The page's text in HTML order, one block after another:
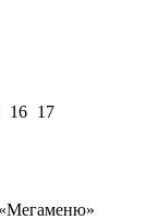
16 17